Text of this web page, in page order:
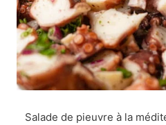
Salade de pieuvre à la